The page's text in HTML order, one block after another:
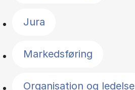
Jura
Markedsføring
Organisation og ledelse